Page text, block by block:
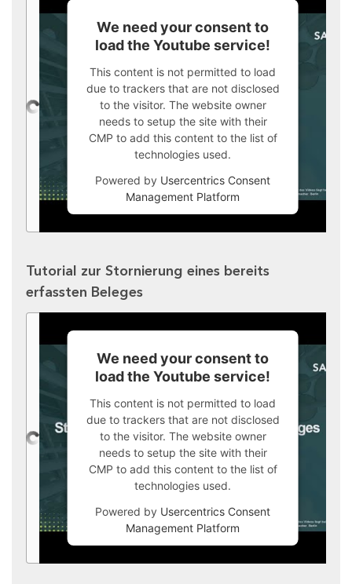
We need your consent to
load the Youtube service!
This content is not permitted to load
due to trackers that are not disclosed
to the visitor. The website owner
needs to setup the site with their
CMP to add this content to the list of
technologies used.
Powered by Usercentrics Consent
Management Platform
Tutorial zur Stornierung eines bereits
erfassten Beleges
We need your consent to
load the Youtube service!
This content is not permitted to load
due to trackers that are not disclosed
to the visitor. The website owner
needs to setup the site with their
CMP to add this content to the list of
technologies used.
Powered by Usercentrics Consent
Management Platform